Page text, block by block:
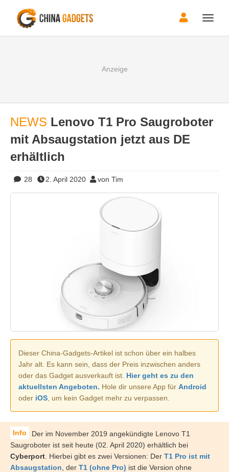
Toggle
NEWS Lenovo T1 Pro Saugroboter
mit Absaugstation jetzt aus DE
erhältlich
28 2. April 2020 von Tim
Dieser China-Gadgets-Artikel ist schon über ein halbes
Jahr alt. Es kann sein, dass der Preis inzwischen anders
oder das Gadget ausverkauft ist. Hier geht es zu den
aktuellsten Angeboten. Hole dir unsere App für Android
oder iOS , um kein Gadget mehr zu verpassen.
Der im November 2019 angekündigte Lenovo T1
Saugroboter ist seit heute (02. April 2020) erhältlich bei
Cyberport . Hierbei gibt es zwei Versionen: Der T1 Pro ist mit
Absaugstation , der T1 (ohne Pro) ist die Version ohne